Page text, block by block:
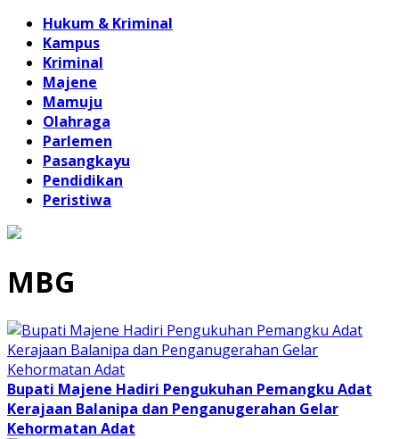
Hukum & Kriminal
Kampus
Kriminal
Majene
Mamuju
Olahraga
Parlemen
Pasangkayu
Pendidikan
Peristiwa
MBG
Bupati Majene Hadiri Pengukuhan Pemangku Adat
Kerajaan Balanipa dan Penganugerahan Gelar
Kehormatan Adat